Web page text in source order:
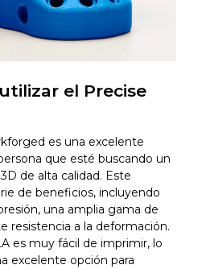
el Precise
es una excelente
que esté buscando un
de alta calidad. Este
de beneficios, incluyendo
una amplia gama de
resistencia a la deformación.
es muy fácil de imprimir, lo
excelente opción para